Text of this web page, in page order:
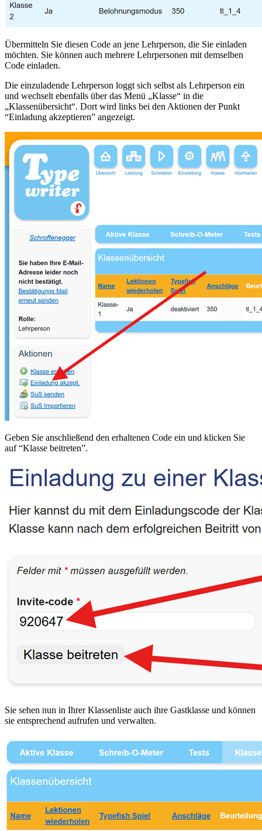
Übermitteln Sie diesen Code an jene Lehrperson, die Sie einladen
möchten. Sie können auch mehrere Lehrpersonen mit demselben
Code einladen.
Die einzuladende Lehrperson loggt sich selbst als Lehrperson ein
und wechselt ebenfalls über das Menü „Klasse“ in die
„Klassenübersicht“. Dort wird links bei den Aktionen der Punkt
“Einladung akzeptieren” angezeigt.
Geben Sie anschließend den erhaltenen Code ein und klicken Sie
auf “Klasse beitreten”.
Sie sehen nun in Ihrer Klassenliste auch ihre Gastklasse und können
sie entsprechend aufrufen und verwalten.